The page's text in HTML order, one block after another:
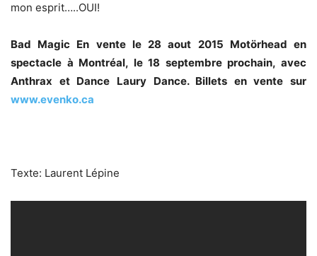
mon esprit…..OUI!
Bad Magic En vente le 28 aout 2015 Motörhead en
spectacle à Montréal, le 18 septembre prochain, avec
Anthrax et Dance Laury Dance. Billets en vente sur
www.evenko.ca
Texte: Laurent Lépine